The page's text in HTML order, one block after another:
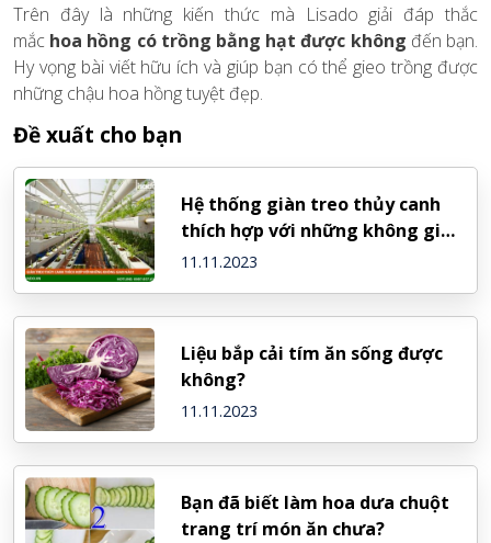
Trên đây là những kiến thức mà Lisado giải đáp thắc
mắc hoa hồng có trồng bằng hạt được không đến bạn.
Hy vọng bài viết hữu ích và giúp bạn có thể gieo trồng được
những chậu hoa hồng tuyệt đẹp.
Đề xuất cho bạn
Hệ thống giàn treo thủy canh
thích hợp với những không gian
nào?
11.11.2023
Liệu bắp cải tím ăn sống được
không?
11.11.2023
Bạn đã biết làm hoa dưa chuột
trang trí món ăn chưa?